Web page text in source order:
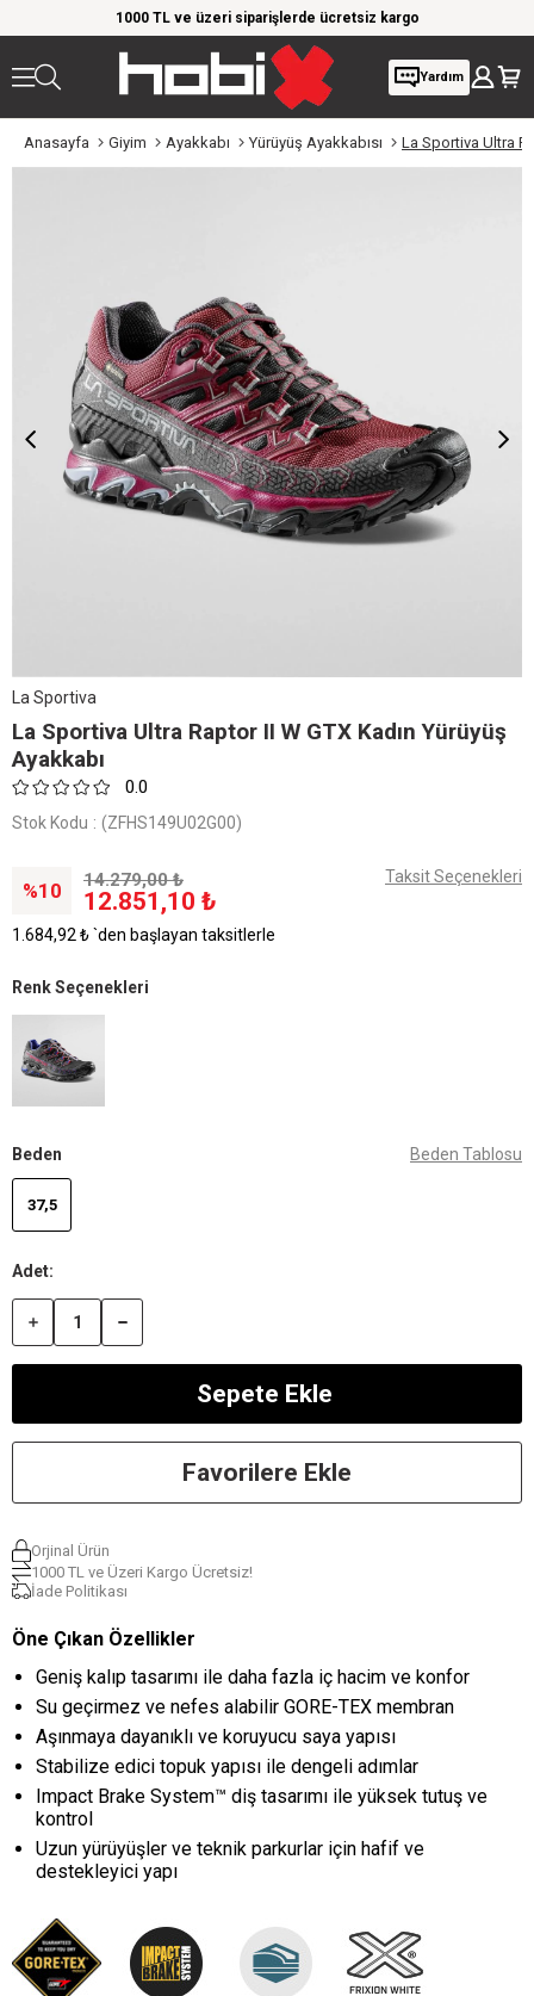
1000 TL ve üzeri siparişlerde ücretsiz kargo
Yardım
Anasayfa Giyim Ayakkabı Yürüyüş Ayakkabısı
La Sportiva
La Sportiva Ultra Raptor II W GTX Kadın Yürüyüş
Ayakkabı
0.0
Stok Kodu (ZFHS149U02G00)
10 14.279,00 ₺
12.851,10 ₺
Taksit Seçenekleri
1.684,92 ₺`den başlayan taksitlerle
Renk Seçenekleri
Beden Tablosu
Beden
37,5
Favorilere Ekle
Orjinal Ürün
1000 TL ve Üzeri Kargo Ücretsiz!
İade Politikası
Öne Çıkan Özellikler
Geniş kalıp tasarımı ile daha fazla iç hacim ve konfor
Su geçirmez ve nefes alabilir GORE-TEX membran
Aşınmaya dayanıklı ve koruyucu saya yapısı
Stabilize edici topuk yapısı ile dengeli adımlar
Impact Brake System™ diş tasarımı ile yüksek tutuş ve
kontrol
Uzun yürüyüşler ve teknik parkurlar için hafif ve
destekleyici yapı